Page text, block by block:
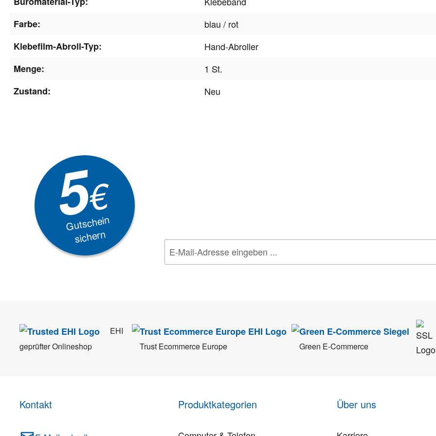
Farbe:
blau / rot
Klebefilm-Abroll-Typ:
Hand-Abroller
Menge:
1 St.
Zustand:
Neu
5€
Gutschein
sichern
EHI
geprüfter Onlineshop
Trust Ecommerce Europe Green E-Commerce
Kontakt Produktkategorien Über uns